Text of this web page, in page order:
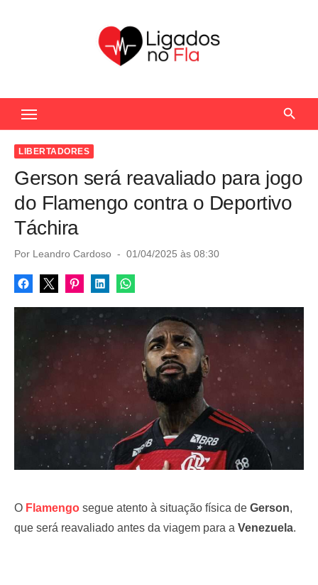
c
LIBERTADORES
Gerson será reavaliado para jogo
do Flamengo contra o Deportivo
Táchira
Por Leandro Cardoso
P
s
t
01/04/2025 às 08:30
O Flamengo segue atento à situação física de Gerson,
que será reavaliado antes da viagem para a Venezuela.